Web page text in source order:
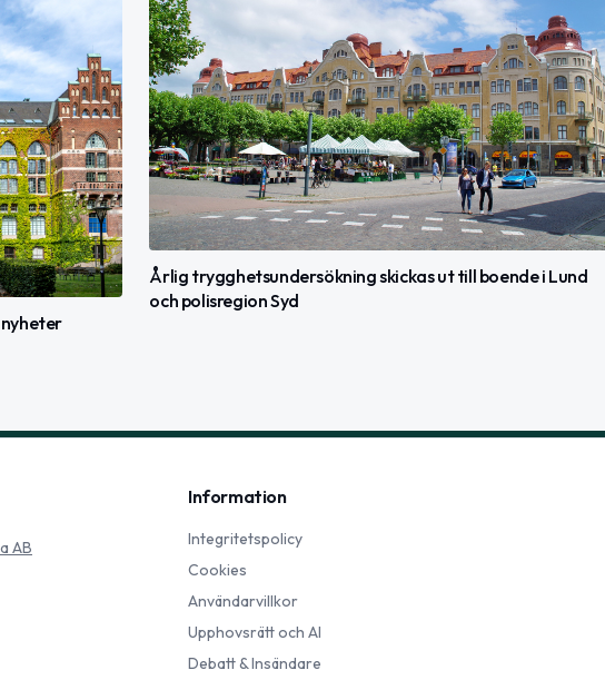
Årlig trygghetsundersökning skickas ut till boende i Lund
och polisregion Syd
AB
Information
Integritetspolicy
Cookies
Användarvillkor
Upphovsrätt och AI
Debatt & Insändare